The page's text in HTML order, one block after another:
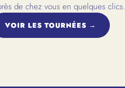
de chez vous en quelques clics.
VOIR LES TOURNÉES →